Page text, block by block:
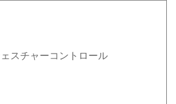
スチャーコントロール